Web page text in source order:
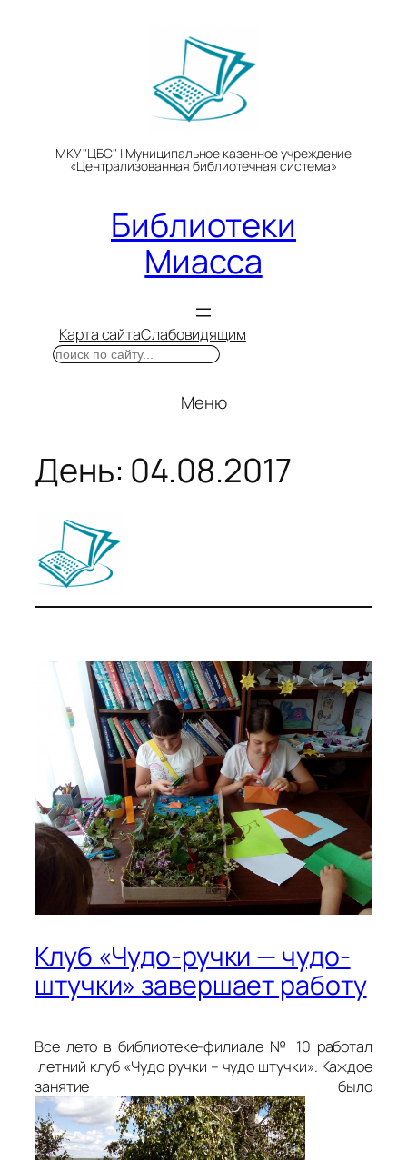
МКУ "ЦБС" | Муниципальное казенное учреждение
«Централизованная библиотечная система»
Библиотеки
Миасса
Карта сайтаСлабовидящим
Поиск
Меню
День: 04.08.2017
Клуб «Чудо-ручки — чудо-
штучки» завершает работу
Все лето в библиотеке-филиале № 10 работал
летний клуб «Чудо ручки – чудо штучки». Каждое
занятие было